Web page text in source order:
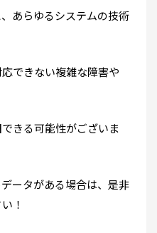
あらゆるシステムの技術
できない複雑な障害や
きる可能性がございま
ータがある場合は、是非
！